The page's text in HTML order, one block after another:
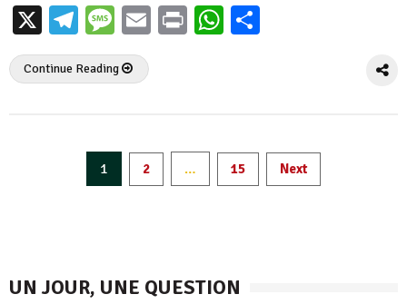
X Telegram
Message
EmailPrintWhatsApp
Continue Reading
Pagination
1 2 … 15 Next
UN JOUR, UNE QUESTION